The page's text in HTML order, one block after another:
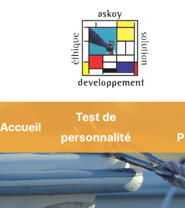
Accueil
Test de
personnalité